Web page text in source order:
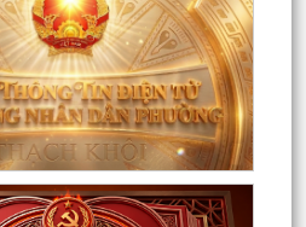
hiến máu tình nguyện năm
Ban hành Quy chế phát ngôn
tin cho báo chí của Ủy ban
thu hồi đất để GPMB thực
rộng đường Lý Thái Tông kéo dài